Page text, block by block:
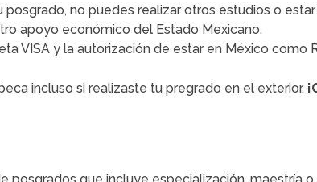
no puedes realizar otros estudios o
apoyo económico del Estado Mexicano.
VISA y la autorización de estar en México como
incluso si realizaste tu pregrado en el exterior.